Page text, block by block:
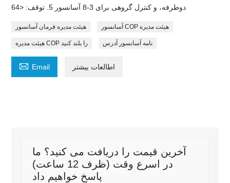
دوطرفه، و کنترل گروهی برای 3-8 آسانسور 5. توقف: <64
هیئت مدیره فرمان آسانسور آسانسور COP هیئت مدیره
هیئت مدیره COP را بلند کنید نامه آسانسور آدرس
 Email اطالعات بیشتر
آخرین قیمت را دریافت می کنید؟ ما
در اسرع وقت (ظرف 12 ساعت)
پاسخ خواهیم داد